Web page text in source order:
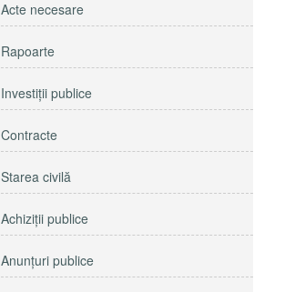
Acte necesare
Rapoarte
Investiţii publice
Contracte
Starea civilă
Achiziţii publice
Anunţuri publice